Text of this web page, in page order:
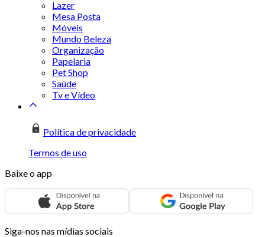
Lazer
Mesa Posta
Móveis
Mundo Beleza
Organização
Papelaria
Pet Shop
Saúde
Tv e Vídeo
Política de privacidade
Termos de uso
Baixe o app
Siga-nos nas mídias sociais